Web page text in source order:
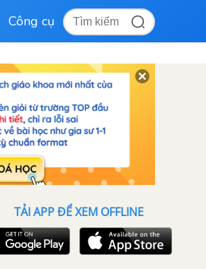
Công cụ
TẢI APP ĐỂ XEM OFFLINE